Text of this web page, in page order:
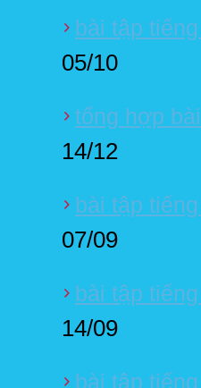
bài tập
05/10
tổng hợp
14/12
bài tập
07/09
bài tập
14/09
bài tập